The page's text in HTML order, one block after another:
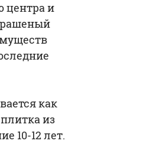
центра и
как
из
10-12 лет.